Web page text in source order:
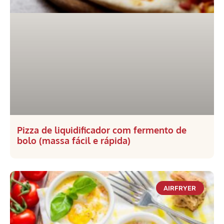
Pizza de liquidificador com fermento de
bolo (massa fácil e rápida)
AIRFRYER